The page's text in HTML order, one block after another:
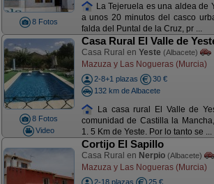
8 Fotos
La Tejeruela es una aldea de
a unos 20 minutos del casco
falda del Puntal de la Cruz, pr ...
8 Fotos
Video
Casa Rural El Valle de
Casa Rural en Yeste (Albacete)
Mazuza y Las Nogueras (Murcia)
2-8+1 plazas
30 €
132 km de Albacete
La casa rural El Valle de
comunidad de Castilla la
1. 5 Km de Yeste. Por lo tanto se ...
Cortijo El Sapillo
Casa Rural en Nerpio (Albacete)
Mazuza y Las Nogueras (Murcia)
2-18 plazas
25 €